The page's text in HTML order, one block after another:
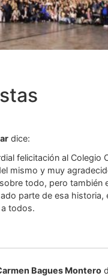
dice:
felicitación al Colegio
mismo y muy
todo, pero también
parte de esa historia,
todos.
Bagues Montero